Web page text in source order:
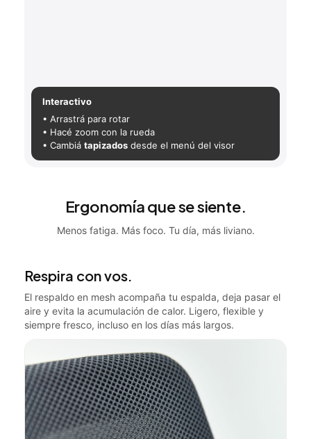
Interactivo
• Arrastrá para rotar
• Hacé zoom con la rueda
• Cambiá tapizados desde el menú del visor
Ergonomía que se siente.
Menos fatiga. Más foco. Tu día, más liviano.
Respira con vos.
El respaldo en mesh acompaña tu espalda, deja pasar el
aire y evita la acumulación de calor. Ligero, flexible y
siempre fresco, incluso en los días más largos.